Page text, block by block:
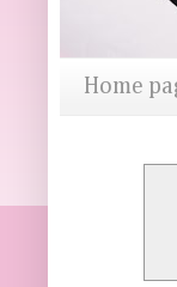
Home